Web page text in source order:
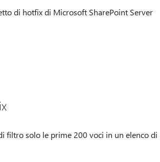
di hotfix di Microsoft SharePoint Server
filtro solo le prime 200 voci in un elenco di